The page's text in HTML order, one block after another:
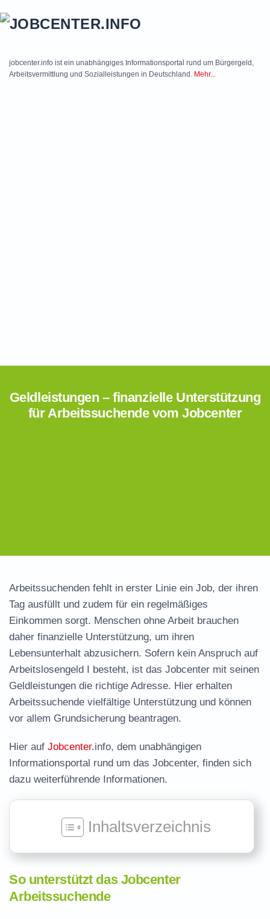
jobcenter.info ist ein unabhängiges Informationsportal rund um Bürgergeld,
Arbeitsvermittlung und Sozialleistungen in Deutschland. Mehr...
Geldleistungen – finanzielle Unterstützung
für Arbeitssuchende vom Jobcenter
Arbeitssuchenden fehlt in erster Linie ein Job, der ihren
Tag ausfüllt und zudem für ein regelmäßiges
Einkommen sorgt. Menschen ohne Arbeit brauchen
daher finanzielle Unterstützung, um ihren
Lebensunterhalt abzusichern. Sofern kein Anspruch auf
Arbeitslosengeld I besteht, ist das Jobcenter mit seinen
Geldleistungen die richtige Adresse. Hier erhalten
Arbeitssuchende vielfältige Unterstützung und können
vor allem Grundsicherung beantragen.
Hier auf Jobcenter.info, dem unabhängigen
Informationsportal rund um das Jobcenter, finden sich
dazu weiterführende Informationen.
Inhaltsverzeichnis
So unterstützt das Jobcenter
Arbeitssuchende